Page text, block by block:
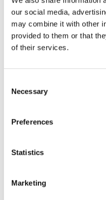
our social media,
may combine it with other
provided to them or that
of their services.
Necessary
Preferences
Statistics
Marketing
信用卡
VISA信用卡
Master信用卡
JCB信用卡
銀聯卡
美國運通卡
支付寶